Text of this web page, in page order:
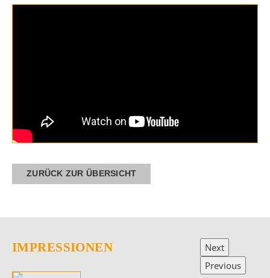
ZURÜCK ZUR ÜBERSICHT
IMPRESSIONEN
Next
Previous